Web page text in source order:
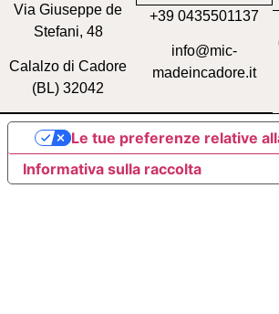
Via Giuseppe de
Stefani, 48
Calalzo di Cadore
(BL) 32042
+39 0435501137
info@mic-
madeincadore.it
Informativa sulla raccolta
Le tue preferenze relative